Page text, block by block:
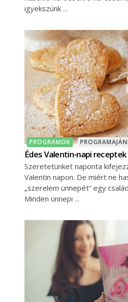
igyekszünk
PROGRAMOK
Édes Valentin-napi
Szeretetünket naponta
Valentin napon. De miért ne
„szerelem ünnepét“ egy
Minden ünnepi